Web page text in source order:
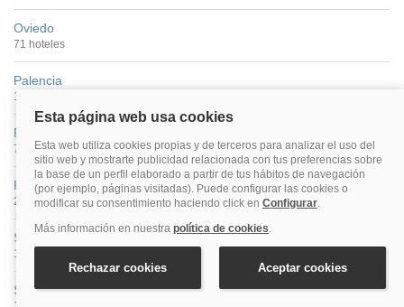
Oviedo
71 hoteles
Palencia
13 hoteles
Pamplona
73 hoteles
Pontevedra Ciudad
22 hoteles
Salamanca
100 hoteles
San Sebastián